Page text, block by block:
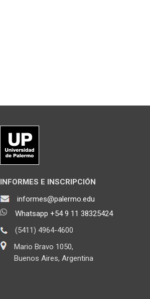
INFORMES E INSCRIPCIÓN
informes@palermo.edu
Whatsapp +54 9 11 38325424
(5411) 4964-4600
Mario Bravo 1050,
Buenos Aires, Argentina